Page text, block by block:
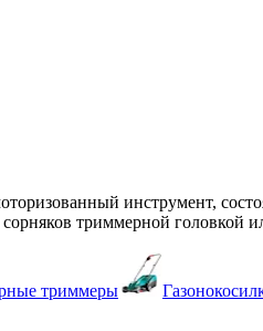
инструмент,
триммерной
триммеры